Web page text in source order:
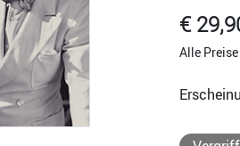
€
Alle